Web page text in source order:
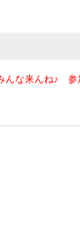
んな来んね♪